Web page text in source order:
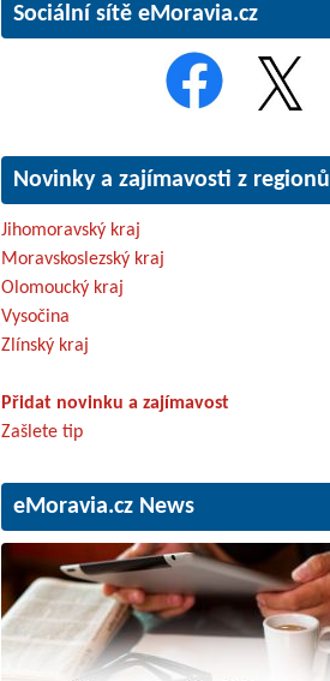
Sociální sítě eMoravia.cz
Novinky a zajímavosti z regionů
Jihomoravský kraj
Moravskoslezský kraj
Olomoucký kraj
Vysočina
Zlínský kraj
Přidat novinku a zajímavost
Zašlete tip
eMoravia.cz News